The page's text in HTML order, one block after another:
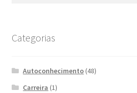
Categorias
Autoconhecimento (48)
Carreira (1)